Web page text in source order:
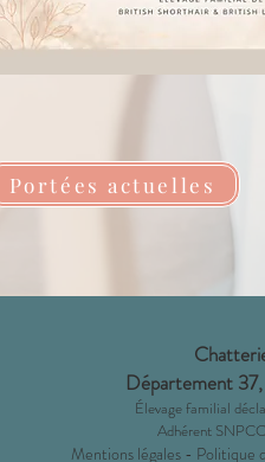
Portées actuelles
Département 37,
Élevage familial
Adhérent
Mentions légales - Politique